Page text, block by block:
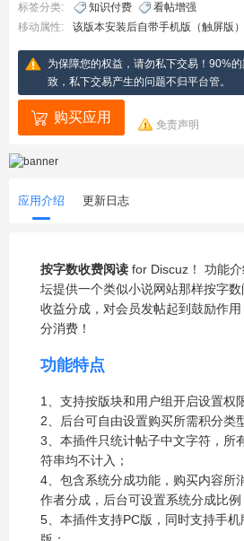
标签分类:
知识付费
看帖增强
移动属性:
该版本安装后自带手机版（触屏版）
为保障您的权益，请勿私下交易！90%
致，私下交易产生的问题不归平台管。
购买应用 免责声明
应用介绍 更新日志
按字数收费阅读 for Discuz！ 功能
坛提供一个类似小说网站那样按字
收益分成，对会员发帖起到鼓励作
分消费！
功能特点
1、支持按版块和用户组开启设置权
2、后台可自由设置购买所需积分类
3、本插件只统计帖子中文字符，所
符串均不计入；
4、包含系统分成功能，购买内容所
作者分成，后台可设置系统分成比例
5、本插件支持PC版，同时支持手